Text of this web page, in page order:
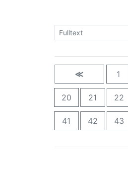
≪ 1
20 21 22
41 42 43